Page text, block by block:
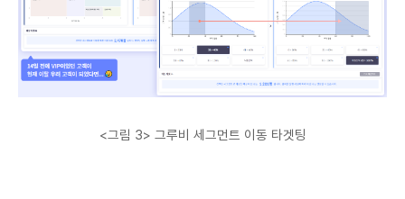
<그림 3> 그루비 세그먼트 이동 타겟팅